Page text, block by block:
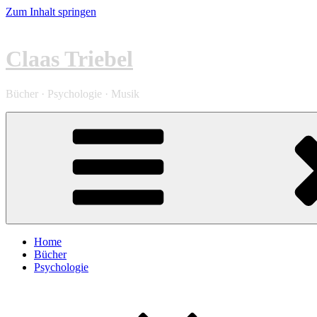
Zum Inhalt springen
Claas Triebel
Bücher · Psychologie · Musik
Home
Bücher
Psychologie